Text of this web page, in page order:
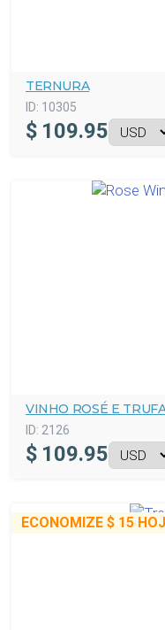
TERNURA
ID: 10305
$ 109.95
VINHO ROSÉ E
ID: 2126
$ 109.95
ECONOMIZE $ 15